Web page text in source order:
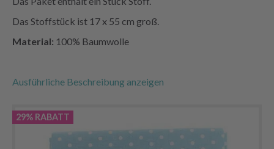
Das Stoffstück ist 17 x 55 cm groß.
Material: 100% Baumwolle
Ausführliche Beschreibung anzeigen
29% RABATT